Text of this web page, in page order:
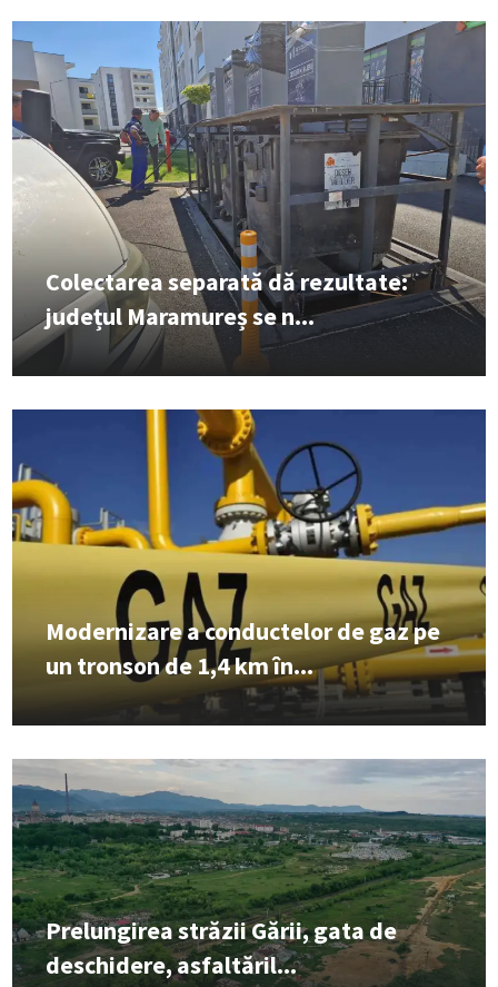
Colectarea separată dă rezultate:
județul Maramureș se n...
Modernizare a conductelor de gaz pe
un tronson de 1,4 km în...
Prelungirea străzii Gării, gata de
deschidere, asfaltăril...